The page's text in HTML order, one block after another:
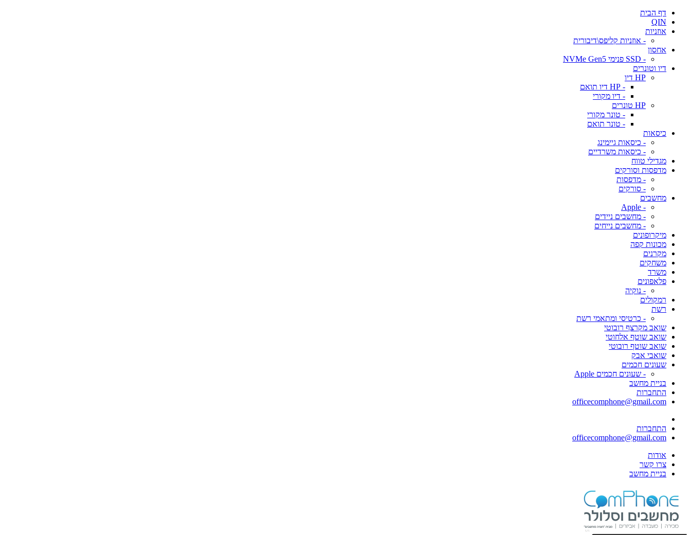
דף הבית
QIN
אוזניות
- אוזניות קליפס\דיבורית
אחסון
- SSD פנימי NVMe Gen5
דיו וטונרים
HP דיו
- HP דיו תואם
- דיו מקורי
HP טונרים
- טונר מקורי
- טונר תואם
כיסאות
- כיסאות גיימינג
- כיסאות משרדיים
מגדילי טווח
מדפסות וסורקים
- מדפסות
- סורקים
מחשבים
- Apple
- מחשבים ניידים
- מחשבים נייחים
מיקרופונים
מכונות קפה
מקרנים
משחקים
משרד
פלאפונים
- נוקיה
רמקולים
רשת
- כרטיסי ומתאמי רשת
שואב מקרצף רובוטי
שואב שוטף אלחוטי
שואב שוטף רובוטי
שואבי אבק
שעונים חכמים
- שעונים חכמים Apple
בניית מחשב
התחברות
officecomphone@gmail.com
התחברות
officecomphone@gmail.com
אודות
צרו קשר
בניית מחשב